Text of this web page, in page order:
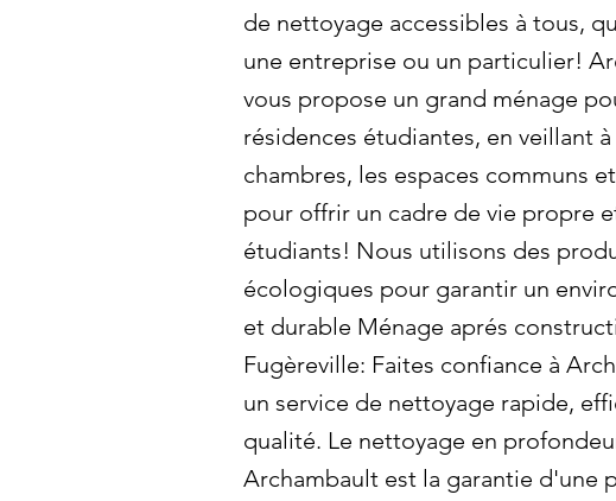
de nettoyage accessibles à tous,
une entreprise ou un particulier!
vous propose un grand ménage
résidences étudiantes, en veillant
chambres, les espaces communs
pour offrir un cadre de vie propre
étudiants! Nous utilisons des
écologiques pour garantir un
et durable Ménage aprés
Fugèreville: Faites confiance à
un service de nettoyage rapide,
qualité. Le nettoyage en
Archambault est la garantie d'une